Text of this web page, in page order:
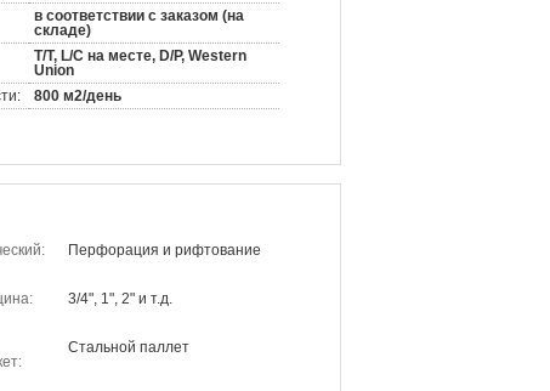
в соответствии с заказом (на
складе)
T/T, L/C на месте, D/P, Western
Union
800 м2/день
Перфорация и рифтование
3/4", 1", 2" и т.д.
Стальной паллет